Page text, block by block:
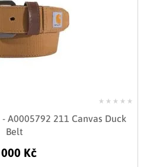
A0005792 211 Canvas Duck
Belt
Kč